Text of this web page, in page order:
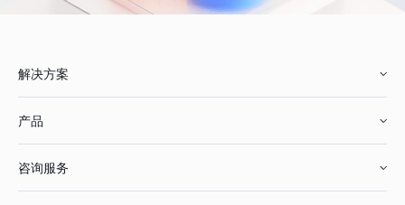
解决方案
产品
咨询服务